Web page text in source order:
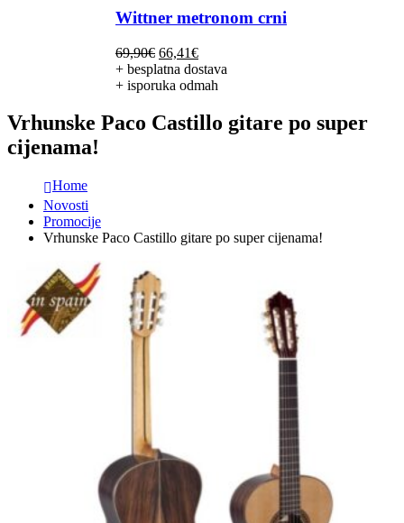
Wittner metronom crni
69,90€ Izvorna
cijena
bila
69,90€.
66,41€Trenutna
cijena
je:
+ besplatna dostava
+ isporuka odmah
Vrhunske Paco Castillo gitare po super
cijenama!
Home
Novosti
Promocije
Vrhunske Paco Castillo gitare po super cijenama!